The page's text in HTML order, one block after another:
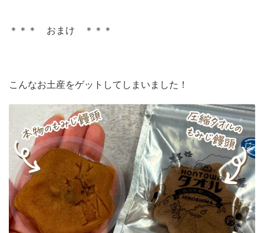
＊＊＊ おまけ ＊＊＊
こんなお土産をゲットしてしまいました！